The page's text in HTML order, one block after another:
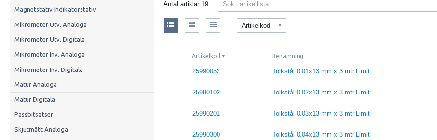
Magnetstativ Indikatorstativ
Mikrometer Utv. Analoga
Mikrometer Utv. Digitala
Mikrometer Inv. Analoga
Mikrometer Inv. Digitala
Mätur Analoga
Mätur Digitala
Passbitsatser
Skjutmått Analoga
Antal artiklar 19
Artikelkod
Artikelkod Benämning
25990052 Tolkstål 0.01x13 mm x 3 mtr Limit
25990102 Tolkstål 0.02x13 mm x 3 mtr Limit
25990201 Tolkstål 0.03x13 mm x 3 mtr Limit
25990300 Tolkstål 0.04x13 mm x 3 mtr Limit